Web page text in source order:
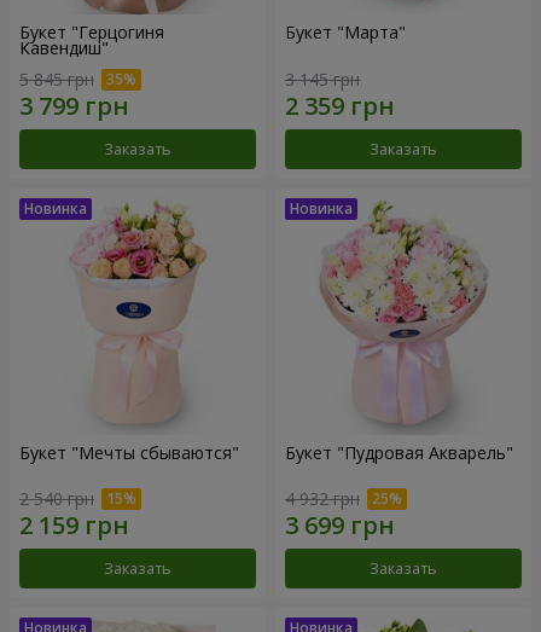
Букет "Герцогиня
Кавендиш"
5 845 грн
Заказать
Букет "Марта"
3 145 грн
Заказать
Букет "Мечты сбываются"
2 540 грн
Заказать
Букет "Пудровая Акварель"
4 932 грн
Заказать